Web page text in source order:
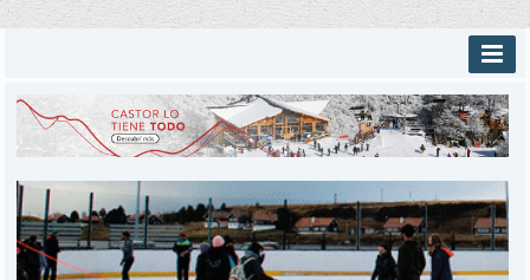
INICIO
PROVINCIALES
DEPORTES
POLICIALES
I-DIARIO